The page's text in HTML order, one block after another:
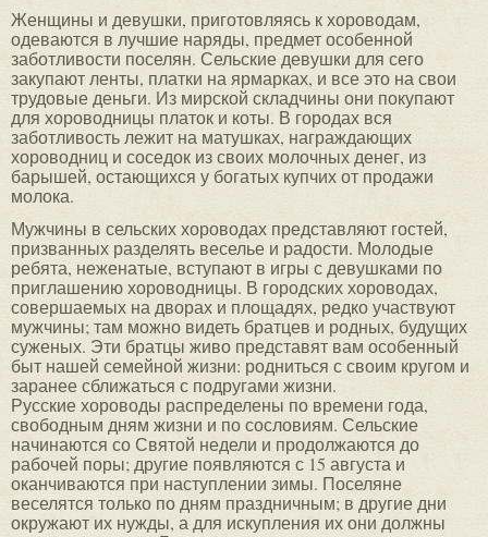
Женщины и девушки, приготовляясь к хороводам,
одеваются в лучшие наряды, предмет особенной
заботливости поселян. Сельские девушки для сего
закупают ленты, платки на ярмарках, и все это на свои
трудовые деньги. Из мирской складчины они покупают
для хороводницы платок и коты. В городах вся
заботливость лежит на матушках, награждающих
хороводниц и соседок из своих молочных денег, из
барышей, остающихся у богатых купчих от продажи
молока.
Мужчины в сельских хороводах представляют гостей,
призванных разделять веселье и радости. Молодые
ребята, неженатые, вступают в игры с девушками по
приглашению хороводницы. В городских хороводах,
совершаемых на дворах и площадях, редко участвуют
мужчины; там можно видеть братцев и родных, будущих
суженых. Эти братцы живо представят вам особенный
быт нашей семейной жизни: родниться с своим кругом и
заранее сближаться с подругами жизни.
Русские хороводы распределены по времени года,
свободным дням жизни и по сословиям. Сельские
начинаются со Святой недели и продолжаются до
рабочей поры; другие появляются с 15 августа и
оканчиваются при наступлении зимы. Поселяне
веселятся только по дням праздничным; в другие дни
окружают их нужды, а для искупления их они должны